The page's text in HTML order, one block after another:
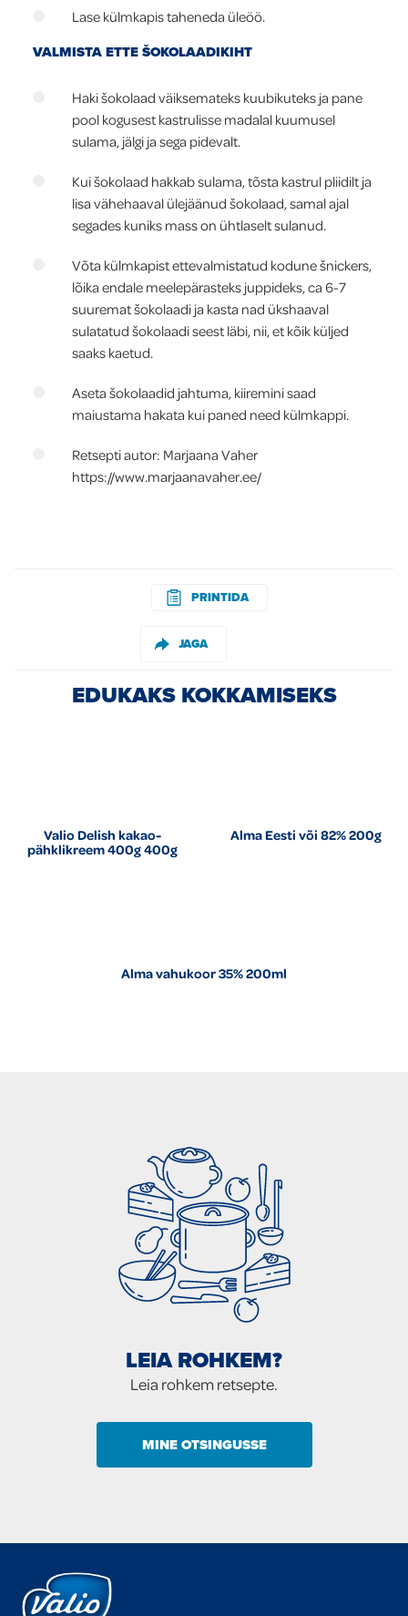
Lase külmkapis taheneda üleöö.
VALMISTA ETTE ŠOKOLAADIKIHT
Haki šokolaad väiksemateks kuubikuteks ja pane
pool kogusest kastrulisse madalal kuumusel
sulama, jälgi ja sega pidevalt.
Kui šokolaad hakkab sulama, tõsta kastrul pliidilt ja
lisa vähehaaval ülejäänud šokolaad, samal ajal
segades kuniks mass on ühtlaselt sulanud.
Võta külmkapist ettevalmistatud kodune šnickers,
lõika endale meelepärasteks juppideks, ca 6-7
suuremat šokolaadi ja kasta nad ükshaaval
sulatatud šokolaadi seest läbi, nii, et kõik küljed
saaks kaetud.
Aseta šokolaadid jahtuma, kiiremini saad
maiustama hakata kui paned need külmkappi.
Retsepti autor: Marjaana Vaher
https://www.marjaanavaher.ee/
PRINTIDA
JAGA
EDUKAKS KOKKAMISEKS
Valio Delish kakao-
pähklikreem 400g 400g
Alma Eesti või 82% 200g
Alma vahukoor 35% 200ml
LEIA ROHKEM?
Leia rohkem retsepte.
MINE OTSINGUSSE